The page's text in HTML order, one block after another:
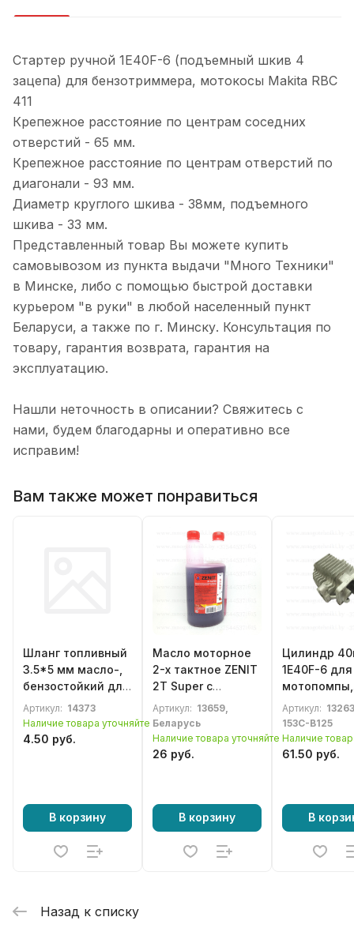
Стартер ручной 1E40F-6 (подъемный шкив 4
зацепа) для бензотриммера, мотокосы Makita RBC
411
Крепежное расстояние по центрам соседних
отверстий - 65 мм.
Крепежное расстояние по центрам отверстий по
диагонали - 93 мм.
Диаметр круглого шкива - 38мм, подъемного
шкива - 33 мм.
Представленный товар Вы можете купить
самовывозом из пункта выдачи "Много Техники"
в Минске, либо с помощью быстрой доставки
курьером "в руки" в любой населенный пункт
Беларуси, а также по г. Минску. Консультация по
товару, гарантия возврата, гарантия на
эксплуатацию.
Нашли неточность в описании? Свяжитесь с
нами, будем благодарны и оперативно все
исправим!
Вам также может понравиться
Шланг топливный
3.5*5 мм масло-,
бензостойкий для
бензопил,
мотокос и др.
Артикул: 14373
Наличие товара уточняйте
4.50 руб.
В корзину
Масло моторное
2-х тактное ZENIT
2T Super с
дозатором,
полусинтетика 1л
Артикул: 13659,
Беларусь
Наличие товара уточняйте
26 руб.
В корзину
Цилиндр
1E40F-6 для
мотопомпы,
минибайка,
минимото,
детского
Артикул:
153C-B125
Наличие
61.50 руб.
В
Назад к списку